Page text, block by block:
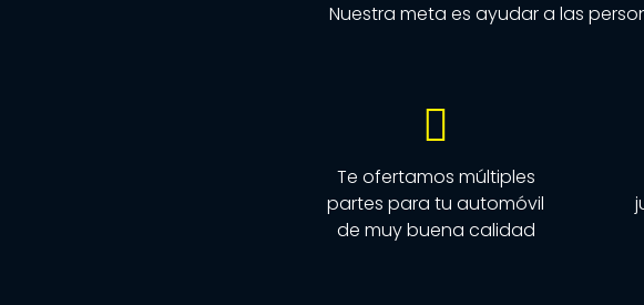
Nuestra meta es ayudar a las
Te ofertamos múltiples
partes para tu automóvil
de muy buena calidad